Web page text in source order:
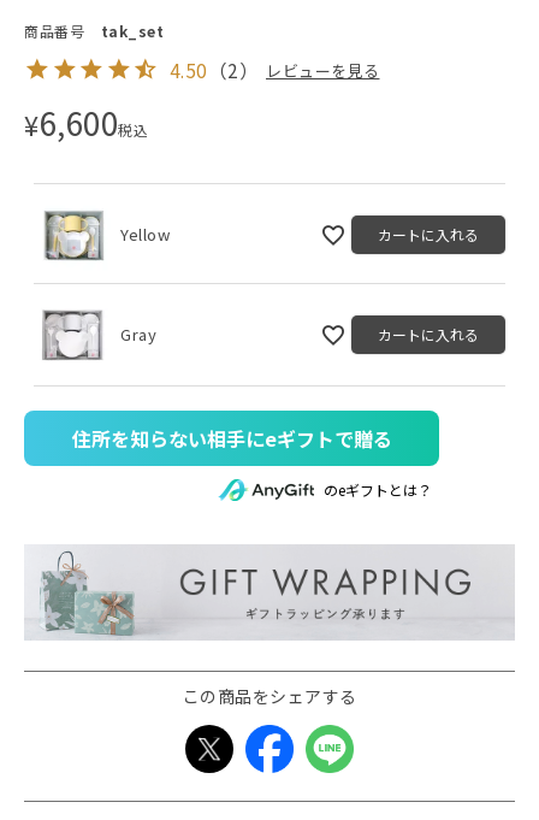
商品番号 tak_set
4.50 （2） レビューを見る
¥6,600税込
Yellow カートに入れる
Gray カートに入れる
住所を知らない相手にeギフトで贈る
のeギフトとは？
この商品をシェアする